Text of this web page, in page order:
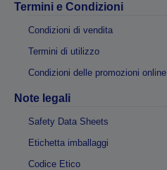
Termini e Condizioni
Condizioni di vendita
Termini di utilizzo
Condizioni delle promozioni online
Note legali
Safety Data Sheets
Etichetta imballaggi
Codice Etico